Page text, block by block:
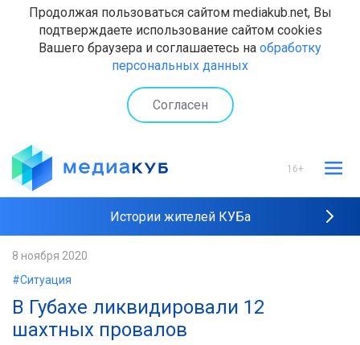
Продолжая пользоваться сайтом mediakub.net, Вы
подтверждаете использование сайтом cookies
Вашего браузера и соглашаетесь на обработку
персональных данных
Согласен
16+
Истории жителей КУБа
8 ноября 2020
#Ситуация
В Губахе ликвидировали 12
шахтных провалов